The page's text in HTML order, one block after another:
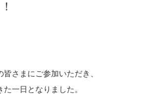
さまにご参加いただき、
一日となりました。